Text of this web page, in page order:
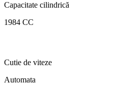
Capacitate cilindrică
1984 CC
Cutie de viteze
Automata